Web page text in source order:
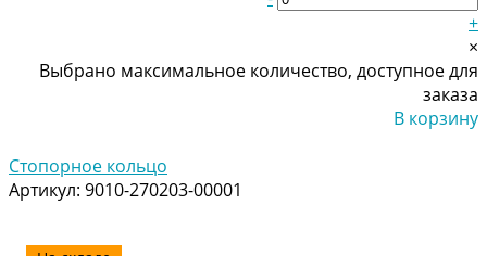
+
×
Выбрано максимальное количество, доступное для
заказа
В корзину
Стопорное кольцо
Артикул: 9010-270203-00001